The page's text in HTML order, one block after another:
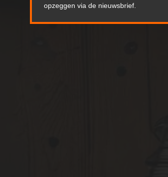
opzeggen via de nieuwsbrief.